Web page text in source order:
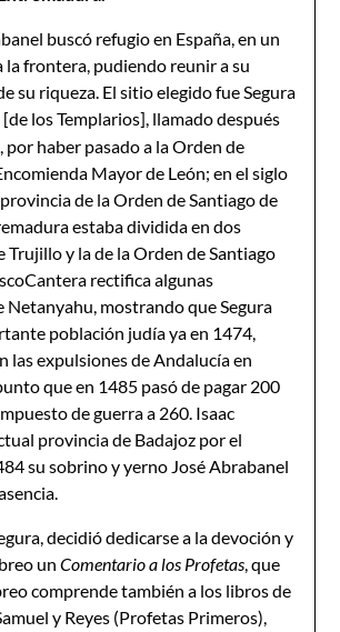
buscó refugio en España, en un
la frontera, pudiendo reunir a su
su riqueza. El sitio elegido fue Segura
[de los Templarios], llamado después
por haber pasado a la Orden de
Mayor de León; en el siglo
de la Orden de Santiago de
estaba dividida en dos
Trujillo y la de la Orden de Santiago
rectifica algunas
Netanyahu, mostrando que Segura
población judía ya en 1474,
las expulsiones de Andalucía en
que en 1485 pasó de pagar 200
de guerra a 260. Isaac
provincia de Badajoz por el
su sobrino y yerno José Abrabanel
decidió dedicarse a la devoción y
unComentario a los Profetas, que
comprende también a los libros de
y Reyes (Profetas Primeros),